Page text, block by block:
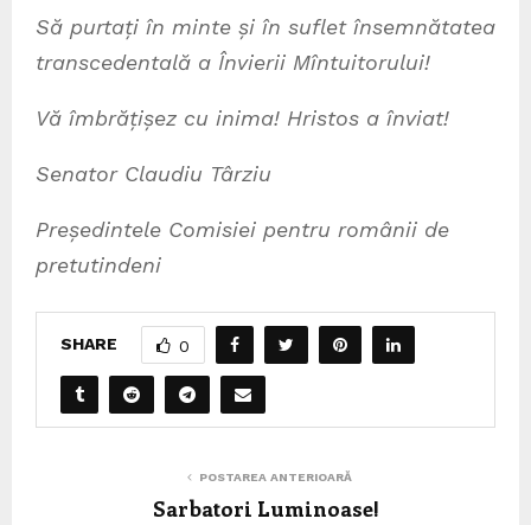
Să purtați în minte și în suflet însemnătatea
transcedentală a Învierii Mîntuitorului!
Vă îmbrățișez cu inima! Hristos a înviat!
Senator Claudiu Târziu
Președintele Comisiei pentru românii de
pretutindeni
SHARE 0
POSTAREA ANTERIOARĂ
Sarbatori Luminoase!